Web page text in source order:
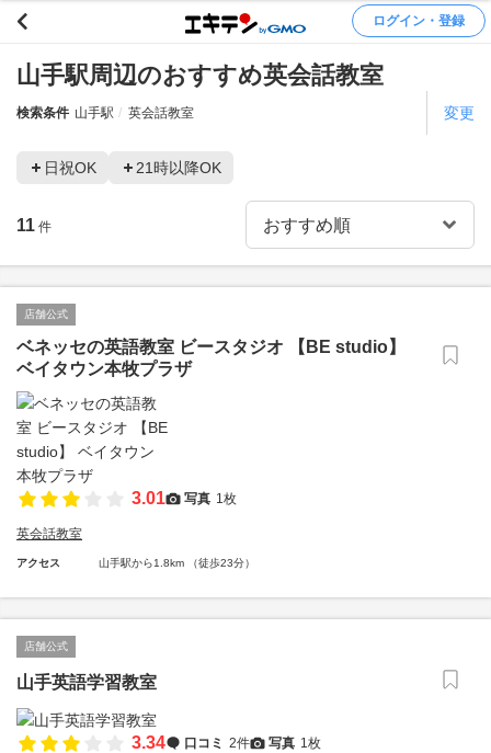
ログイン・登録
山手駅周辺のおすすめ英会話教室
検索条件 山手駅 英会話教室 変更
日祝OK 21時以降OK
11 件
店舗公式
ベネッセの英語教室 ビースタジオ 【BE studio】
ベイタウン本牧プラザ
3.01 写真 1枚
英会話教室
アクセス 山手駅から1.8km （徒歩23分）
店舗公式
山手英語学習教室
3.34 口コミ 2件 写真 1枚